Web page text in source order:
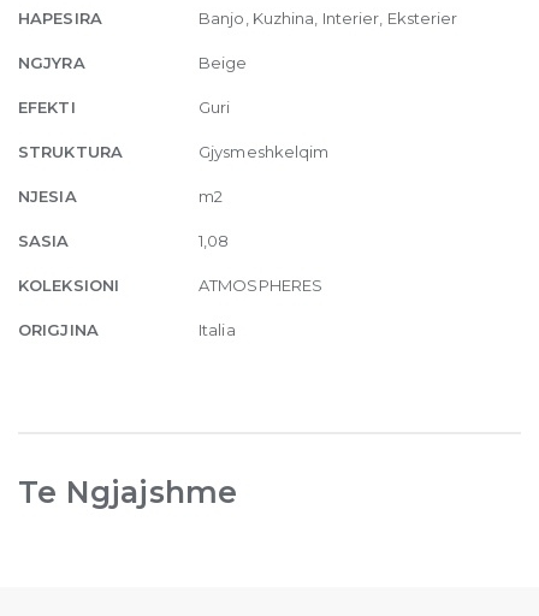
x
quantity
HAPESIRA Banjo, Kuzhina, Interier, Eksterier
NGJYRA Beige
EFEKTI Guri
STRUKTURA Gjysmeshkelqim
NJESIA m2
SASIA 1,08
KOLEKSIONI ATMOSPHERES
ORIGJINA Italia
Te Ngjajshme